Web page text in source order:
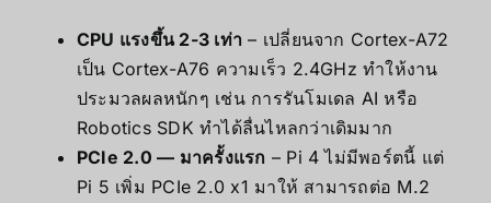
CPU แรงขึ้น 2-3 เท่า – เปลี่ยนจาก Cortex-A72
เป็น Cortex-A76 ความเร็ว 2.4GHz ทำให้งาน
ประมวลผลหนักๆ เช่น การรันโมเดล AI หรือ
Robotics SDK ทำได้ลื่นไหลกว่าเดิมมาก
PCIe 2.0 — มาครั้งแรก – Pi 4 ไม่มีพอร์ตนี้ แต่
Pi 5 เพิ่ม PCIe 2.0 x1 มาให้ สามารถต่อ M.2